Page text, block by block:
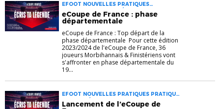
EFOOT NOUVELLES PRATIQUES
PRATIQUES DIVERSIFIÉES
eCoupe de France : phase
départementale
eCoupe de France : Top départ de la
phase départementale Pour cette édition
2023/2024 de l'eCoupe de France, 36
joueurs Morbihannais & Finistériens vont
s'affronter en phase départementale du
19...
EFOOT NOUVELLES PRATIQUES PRATIQUE
DIVERSIFIÉE
Lancement de l’eCoupe de